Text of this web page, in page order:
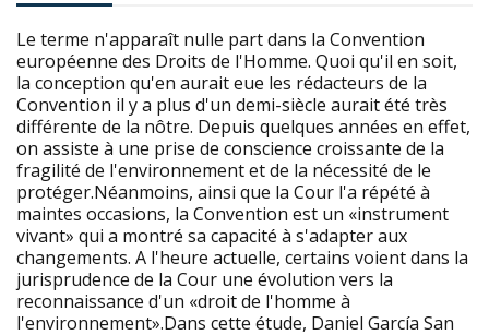
Le terme n'apparaît nulle part dans la Convention
européenne des Droits de l'Homme. Quoi qu'il en soit,
la conception qu'en aurait eue les rédacteurs de la
Convention il y a plus d'un demi-siècle aurait été très
différente de la nôtre. Depuis quelques années en effet,
on assiste à une prise de conscience croissante de la
fragilité de l'environnement et de la nécessité de le
protéger.Néanmoins, ainsi que la Cour l'a répété à
maintes occasions, la Convention est un «instrument
vivant» qui a montré sa capacité à s'adapter aux
changements. A l'heure actuelle, certains voient dans la
jurisprudence de la Cour une évolution vers la
reconnaissance d'un «droit de l'homme à
l'environnement».Dans cette étude, Daniel García San